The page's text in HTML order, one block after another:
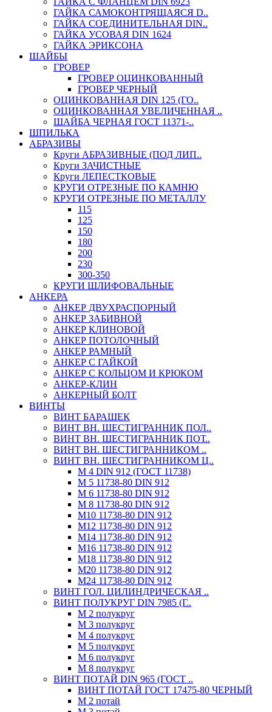
ГАЙКА САМОКОНТРЯЩАЯСЯ D..
ГАЙКА СОЕДИНИТЕЛЬНАЯ DIN..
ГАЙКА УСОВАЯ DIN 1624
ГАЙКА ЭРИКСОНА
ШАЙБЫ
ГРОВЕР
ГРОВЕР ОЦИНКОВАННЫЙ
ГРОВЕР ЧЕРНЫЙ
ОЦИНКОВАННАЯ DIN 125 (ГО..
ОЦИНКОВАННАЯ УВЕЛИЧЕННАЯ ..
ШАЙБА ЧЕРНАЯ ГОСТ 11371-..
ШПИЛЬКА
АБРАЗИВЫ
Круги АБРАЗИВНЫЕ (ПОД ЛИП..
Круги ЗАЧИСТНЫЕ
Круги ЛЕПЕСТКОВЫЕ
КРУГИ ОТРЕЗНЫЕ ПО КАМНЮ
КРУГИ ОТРЕЗНЫЕ ПО МЕТАЛЛУ
115
125
150
180
200
230
300-350
КРУГИ ШЛИФОВАЛЬНЫЕ
АНКЕРА
АНКЕР ДВУХРАСПОРНЫЙ
АНКЕР ЗАБИВНОЙ
АНКЕР КЛИНОВОЙ
АНКЕР ПОТОЛОЧНЫЙ
АНКЕР РАМНЫЙ
АНКЕР С ГАЙКОЙ
АНКЕР С КОЛЬЦОМ И КРЮКОМ
АНКЕР-КЛИН
АНКЕРНЫЙ БОЛТ
ВИНТЫ
ВИНТ БАРАШЕК
ВИНТ ВН. ШЕСТИГРАННИК ПОЛ..
ВИНТ ВН. ШЕСТИГРАННИК ПОТ..
ВИНТ ВН. ШЕСТИГРАННИКОМ ..
ВИНТ ВН. ШЕСТИГРАННИКОМ Ц..
М 4 DIN 912 (ГОСТ 11738)
М 5 11738-80 DIN 912
М 6 11738-80 DIN 912
М 8 11738-80 DIN 912
М10 11738-80 DIN 912
М12 11738-80 DIN 912
М14 11738-80 DIN 912
М16 11738-80 DIN 912
М18 11738-80 DIN 912
М20 11738-80 DIN 912
М24 11738-80 DIN 912
ВИНТ ГОЛ. ЦИЛИНДРИЧЕСКАЯ ..
ВИНТ ПОЛУКРУГ DIN 7985 (Г..
М 2 полукруг
М 3 полукруг
М 4 полукруг
М 5 полукруг
М 6 полукруг
М 8 полукруг
ВИНТ ПОТАЙ DIN 965 (ГОСТ ..
ВИНТ ПОТАЙ ГОСТ 17475-80 ЧЕРНЫЙ
М 2 потай